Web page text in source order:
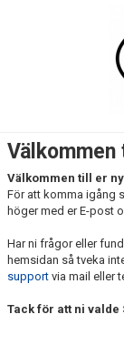
BILDGALLERI
DOKUMENT
KONTAKT
Välkommen till er
För att komma igång
höger med er E-post
Har ni frågor eller
hemsidan så tveka
support via mail eller
Tack för att ni valde